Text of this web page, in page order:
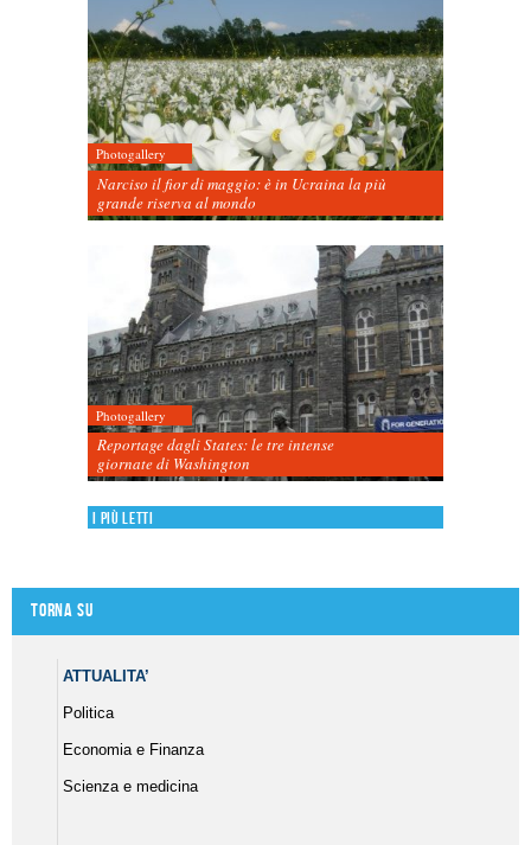
Photogallery
Narciso il fior di maggio: è in Ucraina la più
grande riserva al mondo
Photogallery
Reportage dagli States: le tre intense
giornate di Washington
I più letti
Torna su
ATTUALITA’
Politica
Economia e Finanza
Scienza e medicina